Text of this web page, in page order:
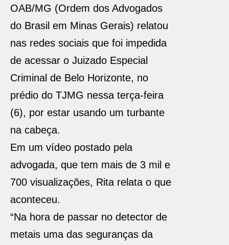
OAB/MG (Ordem dos Advogados
do Brasil em Minas Gerais) relatou
nas redes sociais que foi impedida
de acessar o Juizado Especial
Criminal de Belo Horizonte, no
prédio do TJMG nessa terça-feira
(6), por estar usando um turbante
na cabeça.
Em um vídeo postado pela
advogada, que tem mais de 3 mil e
700 visualizações, Rita relata o que
aconteceu.
“Na hora de passar no detector de
metais uma das seguranças da